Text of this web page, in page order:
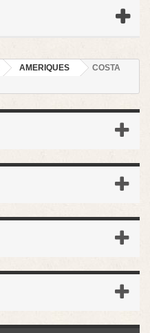
AMERIQUES
COSTA